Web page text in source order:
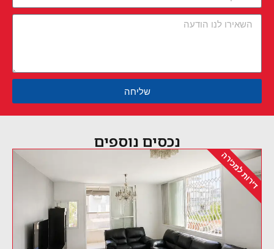
שליחה
נכסים נוספים
דירות למכירה